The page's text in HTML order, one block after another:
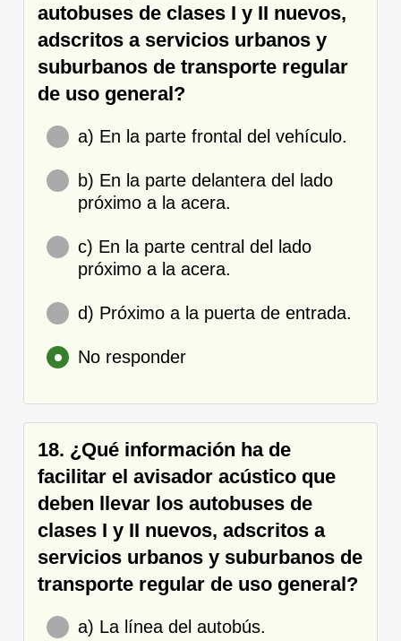
autobuses de clases I y II nuevos,
adscritos a servicios urbanos y
suburbanos de transporte regular
de uso general?
a) En la parte frontal del vehículo.
b) En la parte delantera del lado
próximo a la acera.
c) En la parte central del lado
próximo a la acera.
d) Próximo a la puerta de entrada.
No responder
18. ¿Qué información ha de
facilitar el avisador acústico que
deben llevar los autobuses de
clases I y II nuevos, adscritos a
servicios urbanos y suburbanos de
transporte regular de uso general?
a) La línea del autobús.